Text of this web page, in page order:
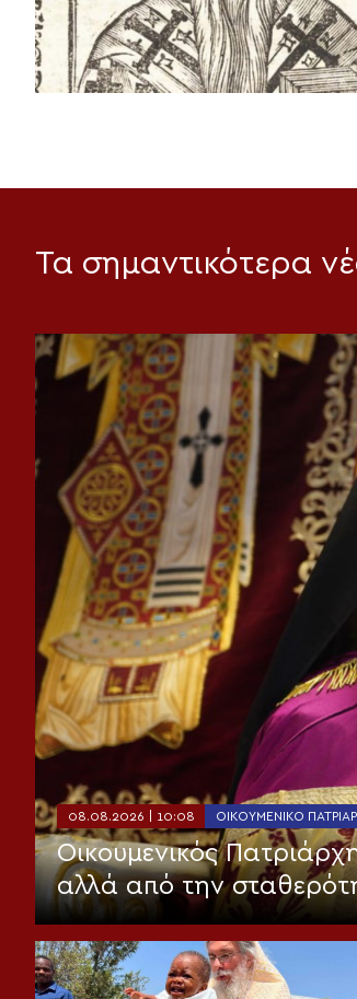
Τα σημαντικότερα
08.08.2026 | 10:08 ΟΙΚΟΥΜΕΝΙΚΌ
Οικουμενικός
αλλά από την